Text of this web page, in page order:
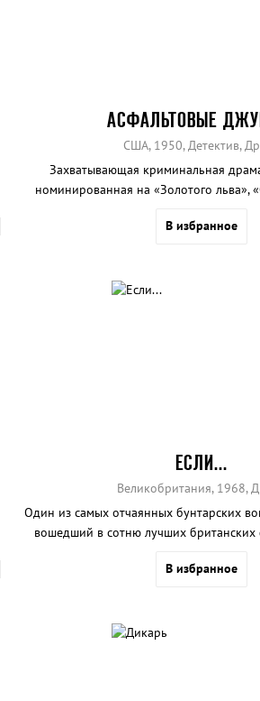
АСФАЛЬТОВЫЕ
США, 1950, Детектив,
Захватывающая криминальная
номинированная на «Золотого льва»,
В избранное
ЕСЛИ...
Великобритания, 1968,
Один из самых отчаянных бунтарских
вошедший в сотню лучших
В избранное